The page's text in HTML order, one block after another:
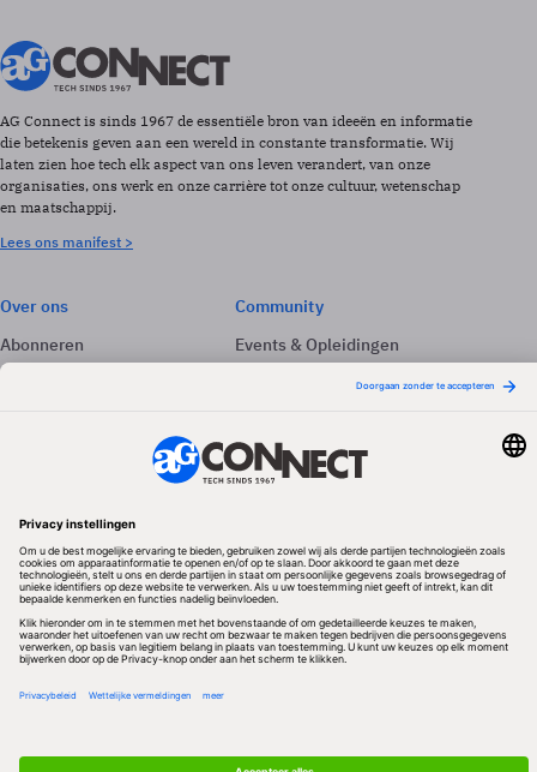
AG Connect is sinds 1967 de essentiële bron van ideeën en informatie
die betekenis geven aan een wereld in constante transformatie. Wij
laten zien hoe tech elk aspect van ons leven verandert, van onze
organisaties, ons werk en onze carrière tot onze cultuur, wetenschap
en maatschappij.
Lees ons manifest >
Over ons
Abonneren
Adverteren
Community
Events & Opleidingen
Volg ons
Redactionele partner
Algemene Voorwaarden & Copyrights